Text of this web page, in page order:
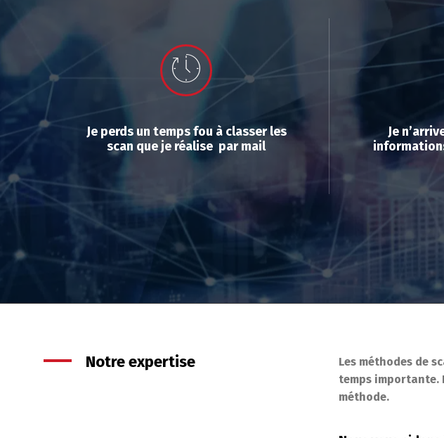
Je perds un temps fou à classer les
scan que je réalise par mail
Je
Notre expertise
Les méthodes de
temps importante.
méthode.